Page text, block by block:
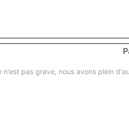
n'est pas grave, nous avons plein